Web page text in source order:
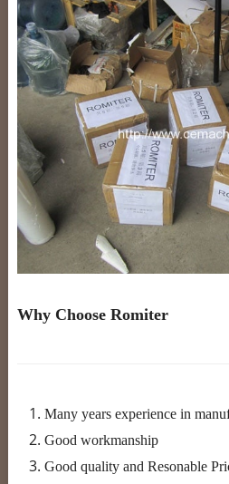
Why Choose Romiter
Many years experience in
Good workmanship
Good quality and Resonable